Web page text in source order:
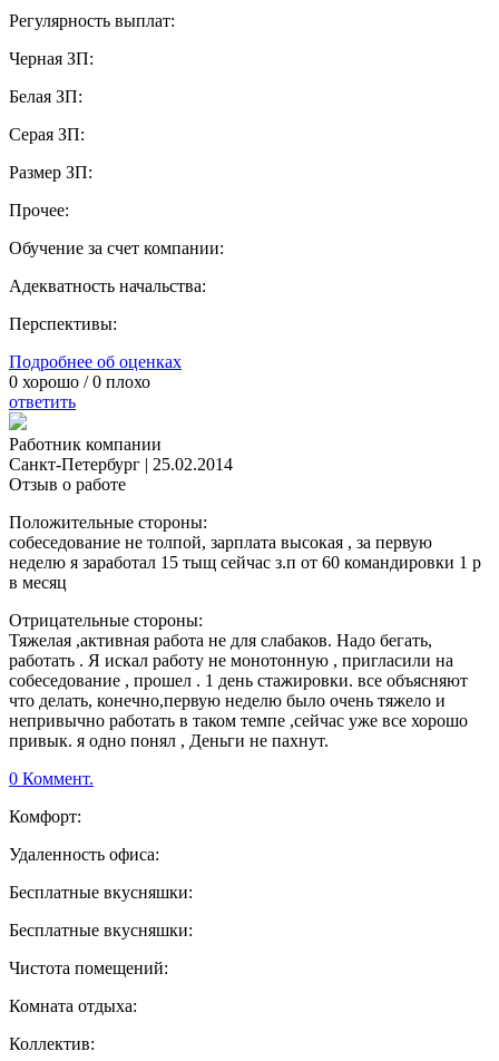
Регулярность выплат:
Черная ЗП:
Белая ЗП:
Серая ЗП:
Размер ЗП:
Прочее:
Обучение за счет компании:
Адекватность начальства:
Перспективы:
Подробнее об оценках
0 хорошо /0 плохо
ответить
Работник компании
Санкт-Петербург | 25.02.2014
Отзыв о работе
Положительные стороны:
собеседование не толпой, зарплата высокая , за первую
неделю я заработал 15 тыщ сейчас з.п от 60 командировки 1 р
в месяц
Отрицательные стороны:
Тяжелая ,активная работа не для слабаков. Надо бегать,
работать . Я искал работу не монотонную , пригласили на
собеседование , прошел . 1 день стажировки. все объясняют
что делать, конечно,первую неделю было очень тяжело и
непривычно работать в таком темпе ,сейчас уже все хорошо
привык. я одно понял , Деньги не пахнут.
0 Коммент.
Комфорт:
Удаленность офиса:
Бесплатные вкусняшки:
Бесплатные вкусняшки:
Чистота помещений:
Комната отдыха:
Коллектив: